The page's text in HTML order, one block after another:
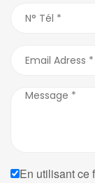
En utilisant ce